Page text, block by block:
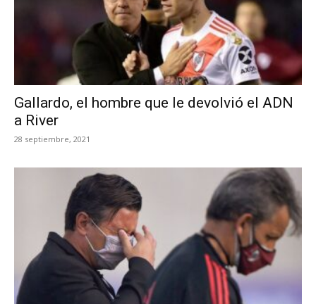
Gallardo, el hombre que le devolvió el ADN
a River
28 septiembre, 2021